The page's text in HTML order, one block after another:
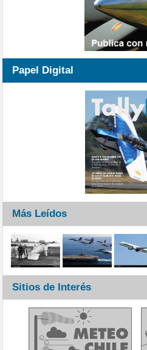
Papel Digital
Más Leídos
Sitios de Interés